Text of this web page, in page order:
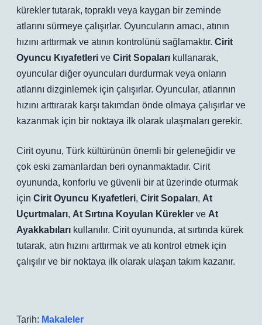
kürekler tutarak, topraklı veya kaygan bir zeminde
atlarını sürmeye çalışırlar. Oyuncuların amacı, atının
hızını arttırmak ve atının kontrolünü sağlamaktır. Cirit
Oyuncu Kıyafetleri ve Cirit Sopaları kullanarak,
oyuncular diğer oyuncuları durdurmak veya onların
atlarını dizginlemek için çalışırlar. Oyuncular, atlarının
hızını arttırarak karşı takımdan önde olmaya çalışırlar ve
kazanmak için bir noktaya ilk olarak ulaşmaları gerekir.
Cirit oyunu, Türk kültürünün önemli bir geleneğidir ve
çok eski zamanlardan beri oynanmaktadır. Cirit
oyununda, konforlu ve güvenli bir at üzerinde oturmak
için Cirit Oyuncu Kıyafetleri, Cirit Sopaları, At
Uçurtmaları, At Sırtına Koyulan Kürekler ve At
Ayakkabıları kullanılır. Cirit oyununda, at sırtında kürek
tutarak, atın hızını arttırmak ve atı kontrol etmek için
çalışılır ve bir noktaya ilk olarak ulaşan takım kazanır.
Tarih: Makaleler